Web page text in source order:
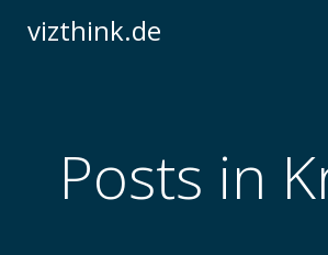
vizthink.de
Posts in